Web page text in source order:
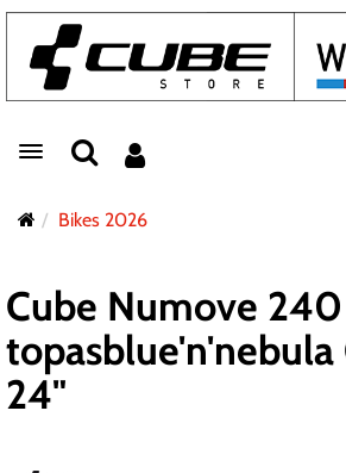
Toggle navigation
Bikes 2026
Cube Numove 240
topasblue'n'nebula
24"